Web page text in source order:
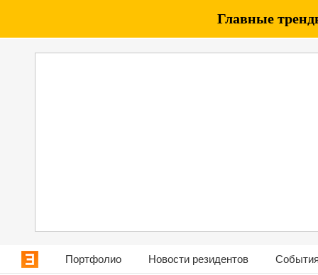
Главные
Портфолио Новости резидентов